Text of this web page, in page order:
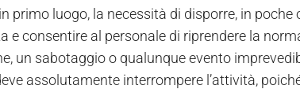
primo luogo, la necessità di disporre, in poche
e consentire al personale di riprendere la
un sabotaggio o qualunque evento
assolutamente interrompere l’attività,